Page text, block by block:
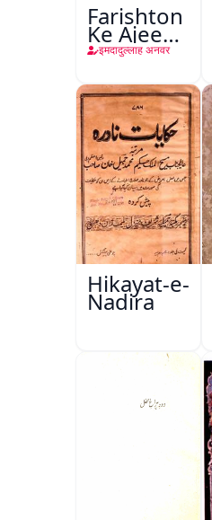
Farishton
Ke Ajeeb
Halat
इमदादुल्लाह अनवर
Hikayat-e-
Nadira